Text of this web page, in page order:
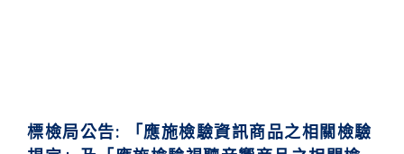
標檢局公告: 「應施檢驗資訊商品之相關檢驗